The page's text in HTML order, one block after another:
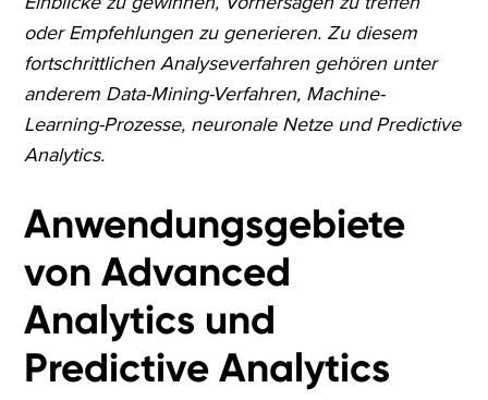
oder Empfehlungen zu generieren. Zu diesem
fortschrittlichen Analyseverfahren gehören unter
anderem Data-Mining-Verfahren, Machine-
Learning-Prozesse, neuronale Netze und Predictive
Analytics.
Anwendungsgebiete
von Advanced
Analytics und
Predictive Analytics